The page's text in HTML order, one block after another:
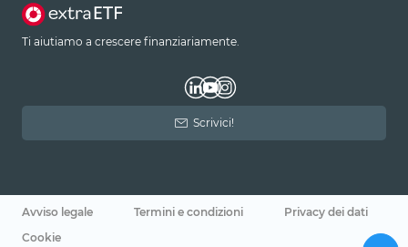
Ti aiutiamo a crescere finanziariamente.
Scrivici!
Avviso legale Termini e condizioni
Privacy dei dati
Cookie